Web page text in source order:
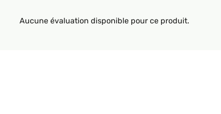
Aucune évaluation disponible pour ce produit.